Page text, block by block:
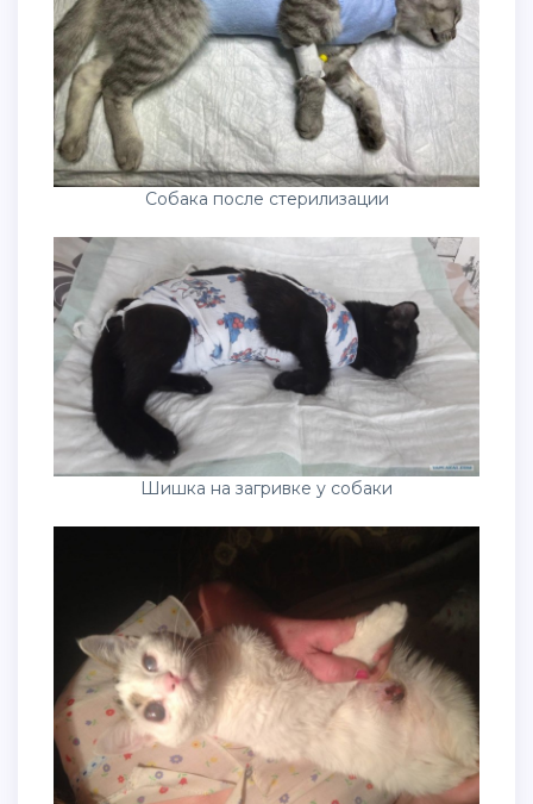
Собака после стерилизации
Шишка на загривке у собаки